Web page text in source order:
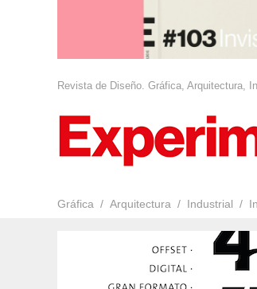
Revista de Diseño. Gráfica, Arquitectura,
Gráfica Arquitectura Industrial